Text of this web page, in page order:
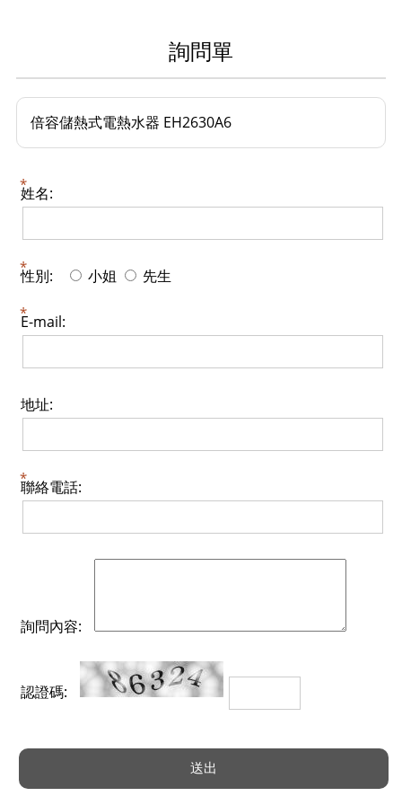
詢問單
倍容儲熱式電熱水器 EH2630A6
姓名:
性別: 小姐 先生
E-mail:
地址:
聯絡電話:
詢問內容:
認證碼: